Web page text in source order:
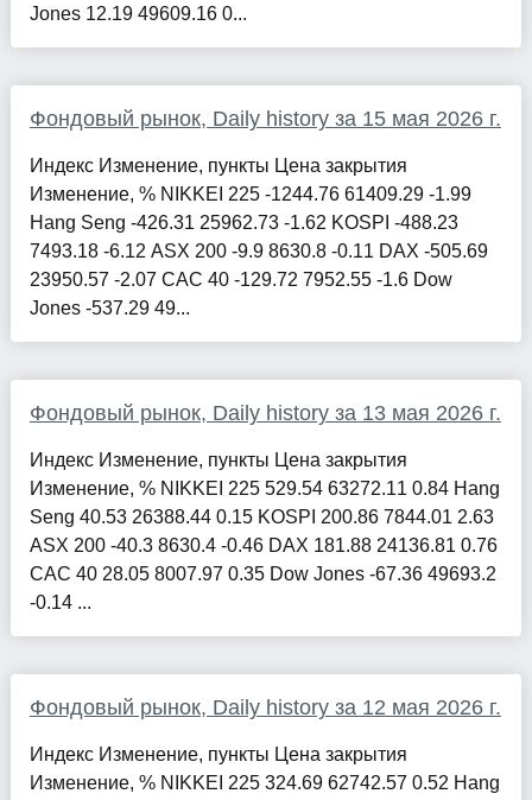
Jones 12.19 49609.16 0...
Фондовый рынок, Daily history за 15 мая 2026 г.
Индекс Изменение, пункты Цена закрытия
Изменение, % NIKKEI 225 -1244.76 61409.29 -1.99
Hang Seng -426.31 25962.73 -1.62 KOSPI -488.23
7493.18 -6.12 ASX 200 -9.9 8630.8 -0.11 DAX -505.69
23950.57 -2.07 CAC 40 -129.72 7952.55 -1.6 Dow
Jones -537.29 49...
Фондовый рынок, Daily history за 13 мая 2026 г.
Индекс Изменение, пункты Цена закрытия
Изменение, % NIKKEI 225 529.54 63272.11 0.84 Hang
Seng 40.53 26388.44 0.15 KOSPI 200.86 7844.01 2.63
ASX 200 -40.3 8630.4 -0.46 DAX 181.88 24136.81 0.76
CAC 40 28.05 8007.97 0.35 Dow Jones -67.36 49693.2
-0.14 ...
Фондовый рынок, Daily history за 12 мая 2026 г.
Индекс Изменение, пункты Цена закрытия
Изменение, % NIKKEI 225 324.69 62742.57 0.52 Hang